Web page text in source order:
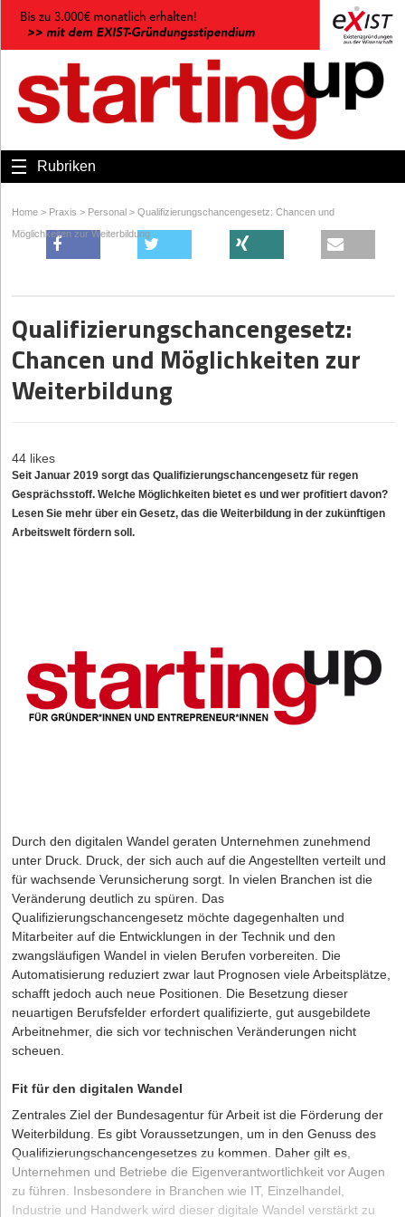
Rubriken
Home > Praxis > Personal > Qualifizierungschancengesetz: Chancen und
Möglichkeiten zur Weiterbildung
Qualifizierungschancengesetz:
Chancen und Möglichkeiten zur
Weiterbildung
44 likes
Seit Januar 2019 sorgt das Qualifizierungschancengesetz für regen
Gesprächsstoff. Welche Möglichkeiten bietet es und wer profitiert davon?
Lesen Sie mehr über ein Gesetz, das die Weiterbildung in der zukünftigen
Arbeitswelt fördern soll.
Durch den digitalen Wandel geraten Unternehmen zunehmend
unter Druck. Druck, der sich auch auf die Angestellten verteilt und
für wachsende Verunsicherung sorgt. In vielen Branchen ist die
Veränderung deutlich zu spüren. Das
Qualifizierungschancengesetz möchte dagegenhalten und
Mitarbeiter auf die Entwicklungen in der Technik und den
zwangsläufigen Wandel in vielen Berufen vorbereiten. Die
Automatisierung reduziert zwar laut Prognosen viele Arbeitsplätze,
schafft jedoch auch neue Positionen. Die Besetzung dieser
neuartigen Berufsfelder erfordert qualifizierte, gut ausgebildete
Arbeitnehmer, die sich vor technischen Veränderungen nicht
scheuen.
Fit für den digitalen Wandel
Zentrales Ziel der Bundesagentur für Arbeit ist die Förderung der
Weiterbildung. Es gibt Voraussetzungen, um in den Genuss des
Qualifizierungschancengesetzes zu kommen. Daher gilt es,
Unternehmen und Betriebe die Eigenverantwortlichkeit vor Augen
zu führen. Insbesondere in Branchen wie IT, Einzelhandel,
Industrie und Handwerk wird dieser digitale Wandel verstärkt zu